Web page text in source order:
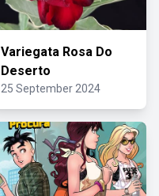
Variegata Rosa Do
Deserto
25 September 2024